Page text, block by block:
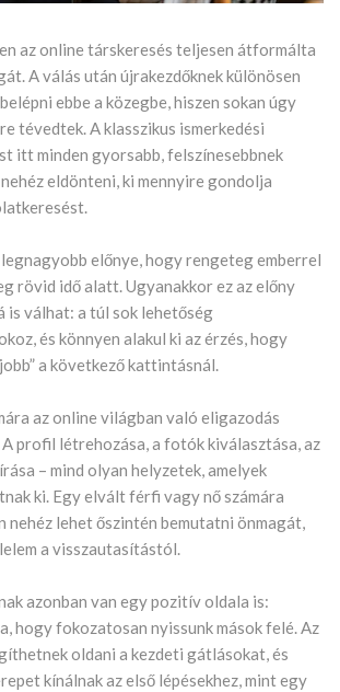
az online társkeresés teljesen átformálta
A válás után újrakezdőknek különösen
ebbe a közegbe, hiszen sokan úgy
tévedtek. A klasszikus ismerkedési
itt minden gyorsabb, felszínesebbnek
eldönteni, ki mennyire gondolja
előnye, hogy rengeteg emberrel
rövid idő alatt. Ugyanakkor ez az előny
is válhat: a túl sok lehetőség
és könnyen alakul ki az érzés, hogy
a következő kattintásnál.
az online világban való eligazodás
profil létrehozása, a fotók kiválasztása, az
– mind olyan helyzetek, amelyek
ki. Egy elvált férfi vagy nő számára
nehéz lehet őszintén bemutatni önmagát,
a visszautasítástól.
azonban van egy pozitív oldala is:
hogy fokozatosan nyissunk mások felé. Az
oldani a kezdeti gátlásokat, és
kínálnak az első lépésekhez, mint egy